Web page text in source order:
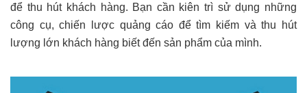
để thu hút khách hàng. Bạn cần kiên trì sử dụng những
công cụ, chiến lược quảng cáo để tìm kiếm và thu hút
lượng lớn khách hàng biết đến sản phẩm của mình.